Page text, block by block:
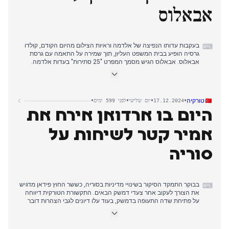
הסיקור הערב חזר לפוליטיקה המקומית כשמפלגת פיס הגישה תלונות
רומנובסקי מסתתר בהונגריה.
אבאלוס
⌨ בעקבות עדותו הנפיצה של אלדמה וראיות הצילום מהיום הקודם, קולדו
גרסיה הופיע בבית המשפט העליון, תוך שמירה על התאמה עם גרסת
אבאלוס. אבאלוס הגיש מסמך המפרט "25 סתירות" בעדות אלדמה.
החדשות הכלכליות התמקדו בהעלאת תחזיות הצמיחה של בנק ספרד
ל-3.1% ב-2024. הממשלה הכפילה את הצעת ביטוח הבריאות
הראשונית שלה.
בערב, התגלעו מתחים בין משרדי העבודה והכלכלה בנוגע ליישום קיצור
יום העבודה, בעוד הזמר רפאל אושפז בעקבות שבץ מוחי. פוג'דמון טען
ליחס לא הוגן מצד הממשלה.
טורקיה•
17.12.2024
•יום שלישי•לפני 599 ימים •
היום בו ארדואן אירח את
אמיר קטר לשיחות על
סוריה
⌨ בבוקר התמקד הסיקור בשינויי מדיניות בסוריה, כששר החוץ פידאן מדגיש
את הצורך לעקוב אחר צעדי דמשק הבאים. התקשורת הטורקית דיווחה
על פתיחת שדה התעופה בדמשק, בעוד עלו דיונים לגבי הצהרות דובר